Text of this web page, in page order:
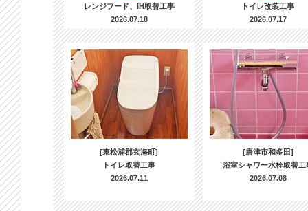
レンジフード、IH取替工事
2026.07.18
トイレ改装工事
2026.07.17
[東松浦郡玄海町]
トイレ取替工事
2026.07.11
[唐津市和多田]
浴室シャワー水栓取替工
2026.07.08